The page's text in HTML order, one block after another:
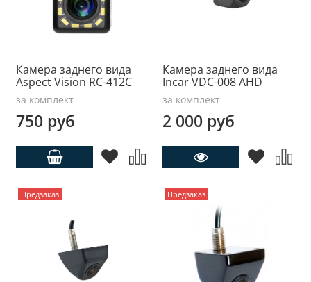
Камера заднего вида
Aspect Vision RC-412С
за комплект
750 руб
Камера заднего вида
Incar VDC-008 AHD
за комплект
2 000 руб
Предзаказ Предзаказ